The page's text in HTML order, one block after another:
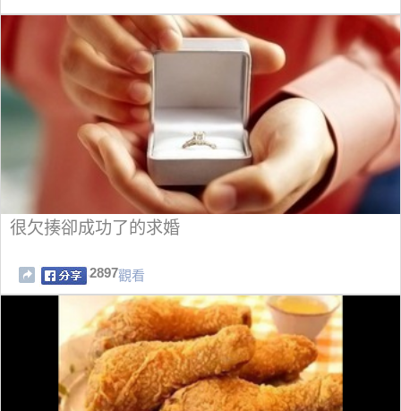
很欠揍卻成功了的求婚
2897觀看